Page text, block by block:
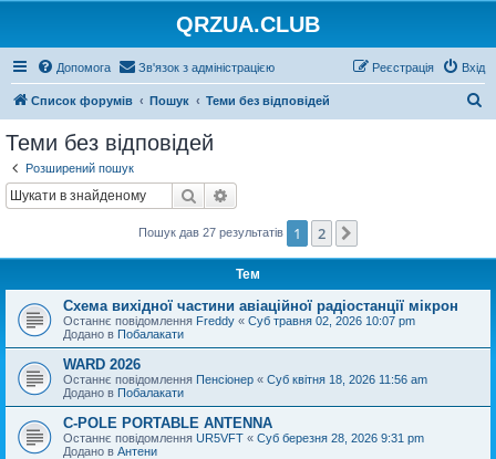
QRZUA.CLUB
Допомога Зв'язок з адміністрацією Вхід
Реєстрація
Список форумів Пошук Теми без відповідей
Теми без відповідей
Розширений пошук
Пошук
Пошук дав 27 результатів 1 2
Тем
Схема вихідної частини авіаційної радіостанції мікрон
Останнє повідомлення Freddy « Суб травня 02, 2026 10:07 pm
Додано в Побалакати
WARD 2026
Останнє повідомлення Пенсіонер « Суб квітня 18, 2026 11:56 am
Додано в Побалакати
C-POLE PORTABLE ANTENNA
Останнє повідомлення UR5VFT « Суб березня 28, 2026 9:31 pm
Додано в Антени